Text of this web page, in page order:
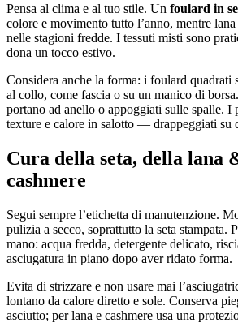
Pensa al clima e al tuo stile. Un foulard in
colore e movimento tutto l’anno, mentre
nelle stagioni fredde. I tessuti misti sono
dona un tocco estivo.
Considera anche la forma: i foulard quadrati
al collo, come fascia o su un manico di
portano ad anello o appoggiati sulle spalle. I
texture e calore in salotto — drappeggiati su
Cura della seta, della lana
cashmere
Segui sempre l’etichetta di manutenzione.
pulizia a secco, soprattutto la seta stampata.
mano: acqua fredda, detergente delicato,
asciugatura in piano dopo aver ridato forma.
Evita di strizzare e non usare mai
lontano da calore diretto e sole. Conserva
asciutto; per lana e cashmere usa una